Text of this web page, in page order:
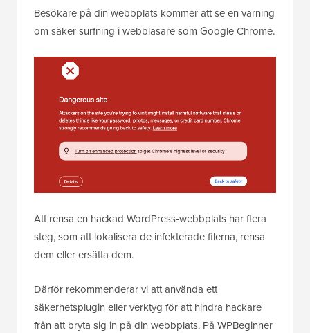
Besökare på din webbplats kommer att se en varning
om säker surfning i webbläsare som Google Chrome.
Att rensa en hackad WordPress-webbplats har flera
steg, som att lokalisera de infekterade filerna, rensa
dem eller ersätta dem.
Därför rekommenderar vi att använda ett
säkerhetsplugin eller verktyg för att hindra hackare
från att bryta sig in på din webbplats. På WPBeginner